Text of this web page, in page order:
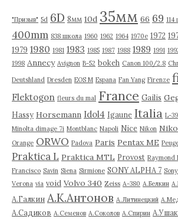
"Призыв" 5d 6D 8мм 10d 35мм 66 69 114
400mm 838 школа 1960 1962 1964 1970е 1972
1979 1980 1981 1983 1985 1987 1988 1989 1991
1998 Annecy Avignon B-52 bokeh Canon 100/2.8
Deutshland Dresden EOS M Espana Fan Yang Firenze
Flektogon fleurs du mal France Gailis
Hassy Horsemann Idol4 Igaune Italia L-39
Minolta dimage 7i Montblanc Napoli Nice Nikon
Orange ORWO Padova Paris Pentax ME
Praktica L Praktica MTL Provost Raymond
Francisco Savin Siena Sirmione SONY ALPHA 7
Verona via void Volvo 340 Zeiss А-380 А.Белкин
А.Галкин А.К.Антонов А.Литинецкий
А.Садиков А.Семенов А.Соколов А.Спирин